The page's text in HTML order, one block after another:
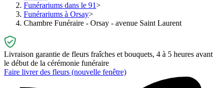
Funérariums dans le 91
Funérariums à Orsay
Chambre Funéraire - Orsay - avenue Saint Laurent
Livraison garantie de fleurs fraîches et bouquets, 4 à 5 heures avant
le début de la cérémonie funéraire
Faire livrer des fleurs (nouvelle fenêtre)